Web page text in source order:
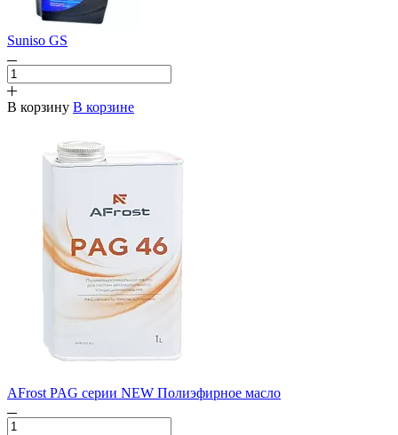
Suniso GS
В корзину В корзине
AFrost PAG серии NEW Полиэфирное масло